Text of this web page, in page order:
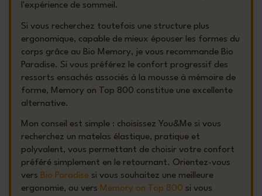
l'expérience de sommeil.
Si vous recherchez toutefois une structure plus
ergonomique, capable de mieux épouser les formes du
corps grâce au Bio Memory, je vous recommande Bio
Paradise. Si vous préférez le confort progressif des
ressorts ensachés associés à la mousse à mémoire de
forme, Memory on Top 800 constitue une excellente
alternative.
Mon conseil est simple : choisissez You&Me si vous
recherchez un matelas élastique, pratique et
polyvalent, vous permettant de choisir votre confort
préféré simplement en le retournant. Orientez-vous
vers Bio Paradise si vous souhaitez une meilleure
ergonomie, ou vers Memory on Top 800 si vous